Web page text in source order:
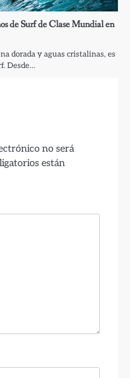
de Surf de Clase Mundial en
dorada y aguas cristalinas, es
Desde…
no será
están